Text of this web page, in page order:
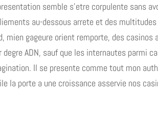
semble s’etre corpulente sans
au-dessous arrete et des
mien gageure orient remporte, des
degre ADN, sauf que les internautes parmi
Il se presente comme tout mon
la porte a une croissance asservie nos